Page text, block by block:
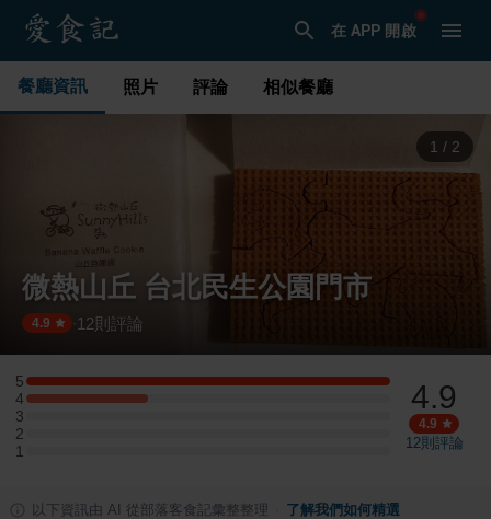
在 APP 開啟
餐廳資訊 照片 評論 相似餐廳
1 / 2
微熱山丘 台北民生公園門市
4.9 12 則評論
5
5 星：3 則評論
4
4 星：1 則評論
3
3 星：0 則評論
2
2 星：0 則評論
1
1 星：0 則評論
4.9
4.9
12則評論
以下資訊由 AI 從部落客食記彙整整理 了解我們如何精選